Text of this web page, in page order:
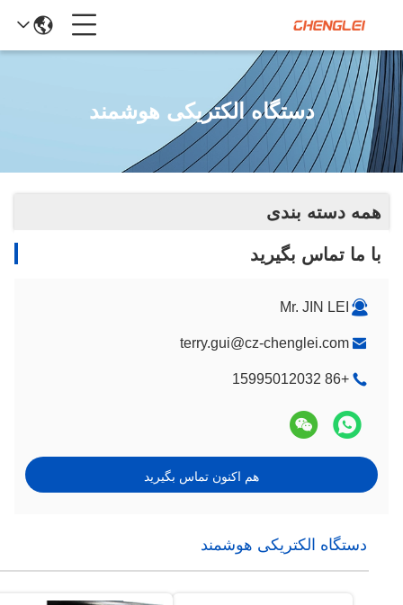
دستگاه الکتریکی هوشمند
همه دسته بندی
با ما تماس بگیرید
Mr. JIN LEI
terry.gui@cz-chenglei.com
+86 15995012032
هم اکنون تماس بگیرید
دستگاه الکتریکی هوشمند